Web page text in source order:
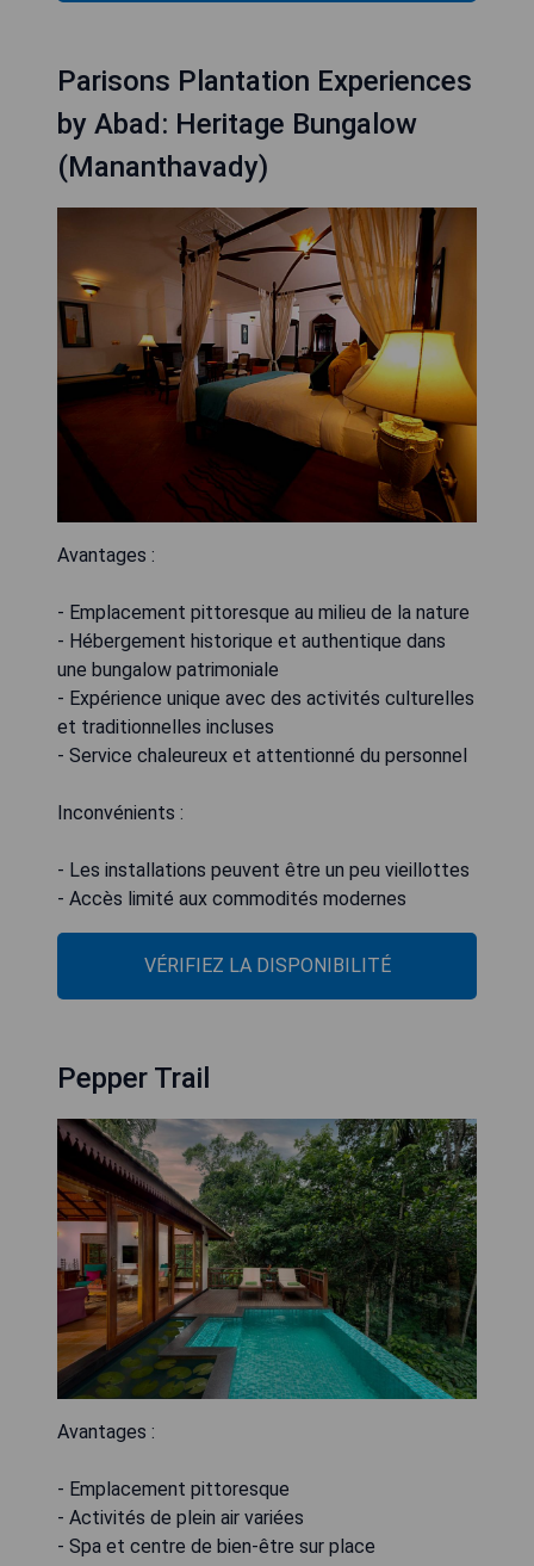
Parisons Plantation Experiences
by Abad: Heritage Bungalow
(Mananthavady)
Avantages :
- Emplacement pittoresque au milieu de la nature
- Hébergement historique et authentique dans
une bungalow patrimoniale
- Expérience unique avec des activités culturelles
et traditionnelles incluses
- Service chaleureux et attentionné du personnel
Inconvénients :
- Les installations peuvent être un peu vieillottes
- Accès limité aux commodités modernes
VÉRIFIEZ LA DISPONIBILITÉ
Pepper Trail
Avantages :
- Emplacement pittoresque
- Activités de plein air variées
- Spa et centre de bien-être sur place